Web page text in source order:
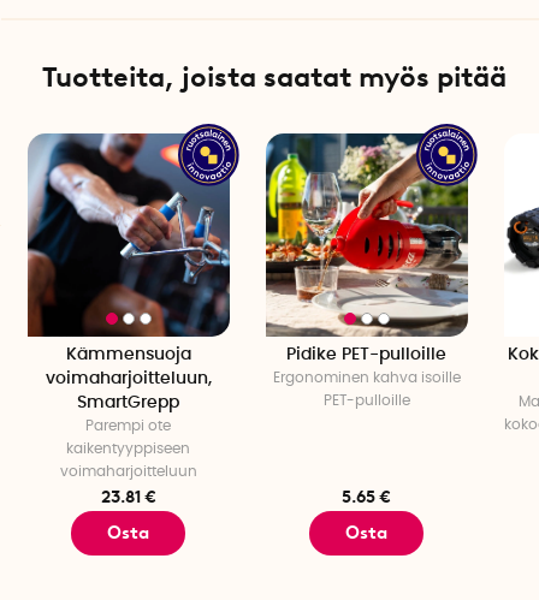
Tuotteita, joista saatat myös pitää
Kämmensuoja
voimaharjoitteluun,
SmartGrepp
Parempi ote
kaikentyyppiseen
voimaharjoitteluun
23.81 €
Osta
Pidike PET-pulloille
Ergonominen kahva isoille
PET-pulloille
5.65 €
Osta